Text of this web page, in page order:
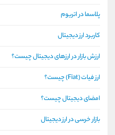
پلاسما در اتریوم
کاربرد ارز دیجیتال
ارزش بازار در ارزهای دیجیتال چیست؟
ارز فیات (Fiat) چیست؟
امضای دیجیتال چیست؟
بازار خرسی در ارز دیجیتال